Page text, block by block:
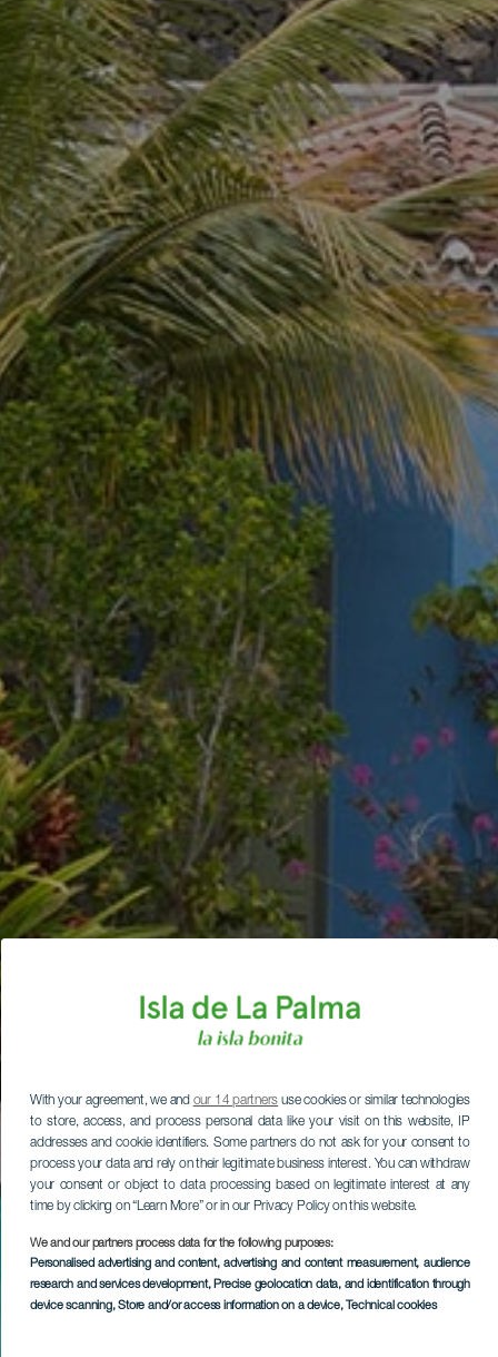
With your agreement, we and our 14 partners use cookies or similar technologies
to store, access, and process personal data like your visit on this website, IP
addresses and cookie identifiers. Some partners do not ask for your consent to
process your data and rely on their legitimate business interest. You can withdraw
your consent or object to data processing based on legitimate interest at any
time by clicking on “Learn More” or in our Privacy Policy on this website.
We and our partners process data for the following purposes:
Personalised advertising and content, advertising and content measurement, audience
research and services development, Precise geolocation data, and identification through
device scanning, Store and/or access information on a device, Technical cookies